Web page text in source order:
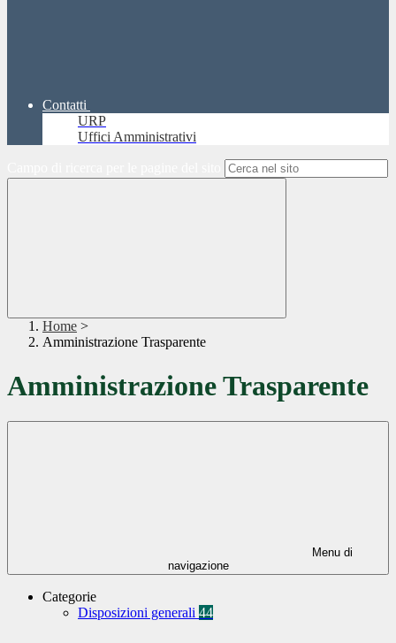
Contatti
URP
Uffici Amministrativi
Home >
Amministrazione Trasparente
Amministrazione Trasparente
Menu di
navigazione
Categorie
Disposizioni generali 44